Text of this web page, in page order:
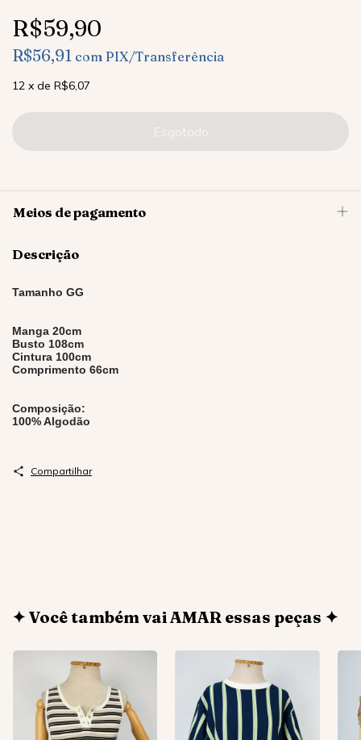
R$59,90
R$56,91 com PIX/Transferência
12 x de R$6,07
Meios de pagamento
Descrição
Tamanho GG
Manga 20cm
Busto 108cm
Cintura 100cm
Comprimento 66cm
Composição:
100% Algodão
Compartilhar
✦ Você também vai AMAR essas peças ✦